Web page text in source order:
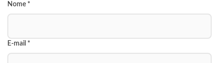
Nome *
E-mail *